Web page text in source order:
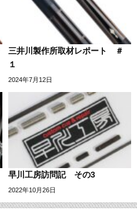
三井川製作所取材レポート ＃
１
2024年7月12日
早川工房訪問記 その3
2022年10月26日